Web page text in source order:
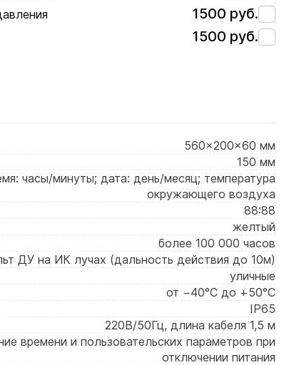
560×200×60 мм
150 мм
часы/минуты; дата: день/месяц; температура
окружающего воздуха
88:88
желтый
более 100 000 часов
ДУ на ИК лучах (дальность действия до 10м)
уличные
от −40°C до +50°C
IP65
220В/50Гц, длина кабеля 1,5 м
времени и пользовательских параметров при
отключении питания
1500 руб.
1500 руб.